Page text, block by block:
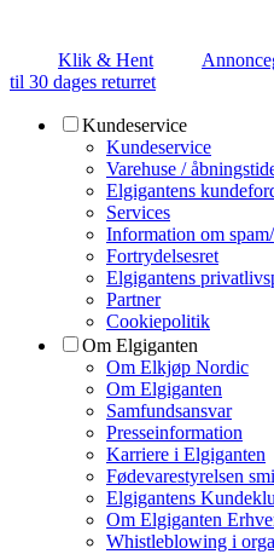
Klik & Hent
til 30 dages returret
Kundeservice
Kundeservice
Varehuse /
Elgigantens
Services
Information om
Fortrydelsesret
Elgigantens
Partner
Cookiepolitik
Om Elgiganten
Om Elkjøp Nordic
Om Elgiganten
Samfundsansvar
Presseinformation
Karriere i Elgiganten
Fødevarestyrelsen
Elgigantens
Om Elgiganten
Whistleblowing i